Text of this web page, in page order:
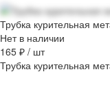
Трубка курительная
Нет в наличии
165 ₽ / шт
Трубка курительная